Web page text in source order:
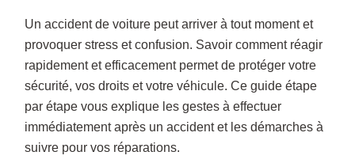
Un accident de voiture peut arriver à tout moment et
provoquer stress et confusion. Savoir comment réagir
rapidement et efficacement permet de protéger votre
sécurité, vos droits et votre véhicule. Ce guide étape
par étape vous explique les gestes à effectuer
immédiatement après un accident et les démarches à
suivre pour vos réparations.